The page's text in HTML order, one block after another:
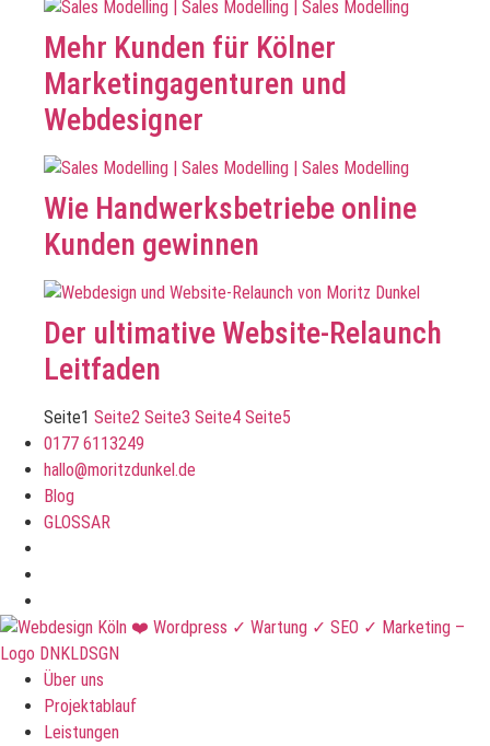
Mehr Kunden für Kölner
Marketingagenturen und
Webdesigner
Wie Handwerksbetriebe online
Kunden gewinnen
Der ultimative Website-Relaunch
Leitfaden
Seite1 Seite2 Seite3 Seite4 Seite5
0177 6113249
hallo@moritzdunkel.de
Blog
GLOSSAR
Über uns
Projektablauf
Leistungen